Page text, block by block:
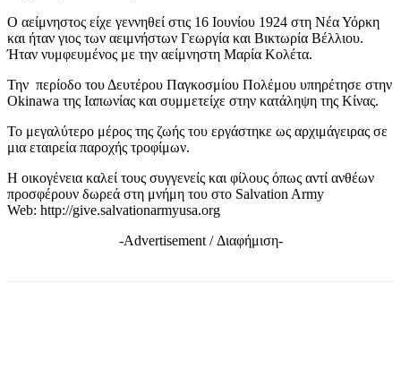
Ο αείμνηστος είχε γεννηθεί στις 16 Ιουνίου 1924 στη Νέα Υόρκη
και ήταν γιος των αειμνήστων Γεωργία και Βικτωρία Βέλλιου.
Ήταν νυμφευμένος με την αείμνηστη Μαρία Κολέτα.
Την περίοδο του Δευτέρου Παγκοσμίου Πολέμου υπηρέτησε στην
Okinawa της Ιαπωνίας και συμμετείχε στην κατάληψη της Κίνας.
Το μεγαλύτερο μέρος της ζωής του εργάστηκε ως αρχιμάγειρας σε
μια εταιρεία παροχής τροφίμων.
Η οικογένεια καλεί τους συγγενείς και φίλους όπως αντί ανθέων
προσφέρουν δωρεά στη μνήμη του στο Salvation Army
Web: http://give.salvationarmyusa.org
-Advertisement / Διαφήμιση-